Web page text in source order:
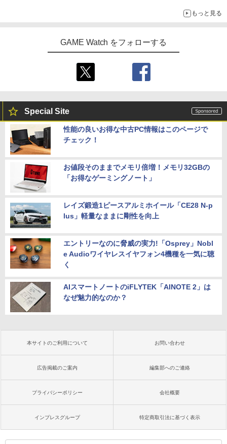
もっと見る
GAME Watch をフォローする
Special Site
性能の良いお得な中古PC情報はこのページで
チェック！
お値段そのままでメモリ倍増！メモリ32GBの
「お得なゲーミングノート」
レイズ鍛造1ピースアルミホイール「CE28 N-p
lus」軽量なままに剛性を向上
エントリーなのに脅威の実力!「Osprey」Nobl
e Audioワイヤレスイヤフォン4機種を一気に聴
く
AIスマートノートのiFLYTEK「AINOTE 2」は
なぜ魅力的なのか？
本サイトのご利用について お問い合わせ
広告掲載のご案内 編集部へのご連絡
プライバシーポリシー 会社概要
インプレスグループ 特定商取引法に基づく表示